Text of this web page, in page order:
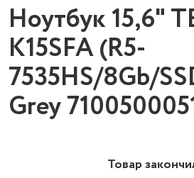
Ноутбук 15,6"
K15SFA (R5-
7535HS/8Gb/
Grey
Товар